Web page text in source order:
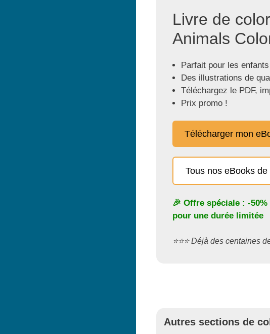
Livre de
Animals
Parfait pour les
Des illustrations de
Téléchargez le PDF,
Prix promo !
Télécharger mon
Tous nos eBooks
🎉 Offre spéciale : -
pour une durée limitée
⭐️⭐️⭐️ Déjà des centaines
Autres sections de